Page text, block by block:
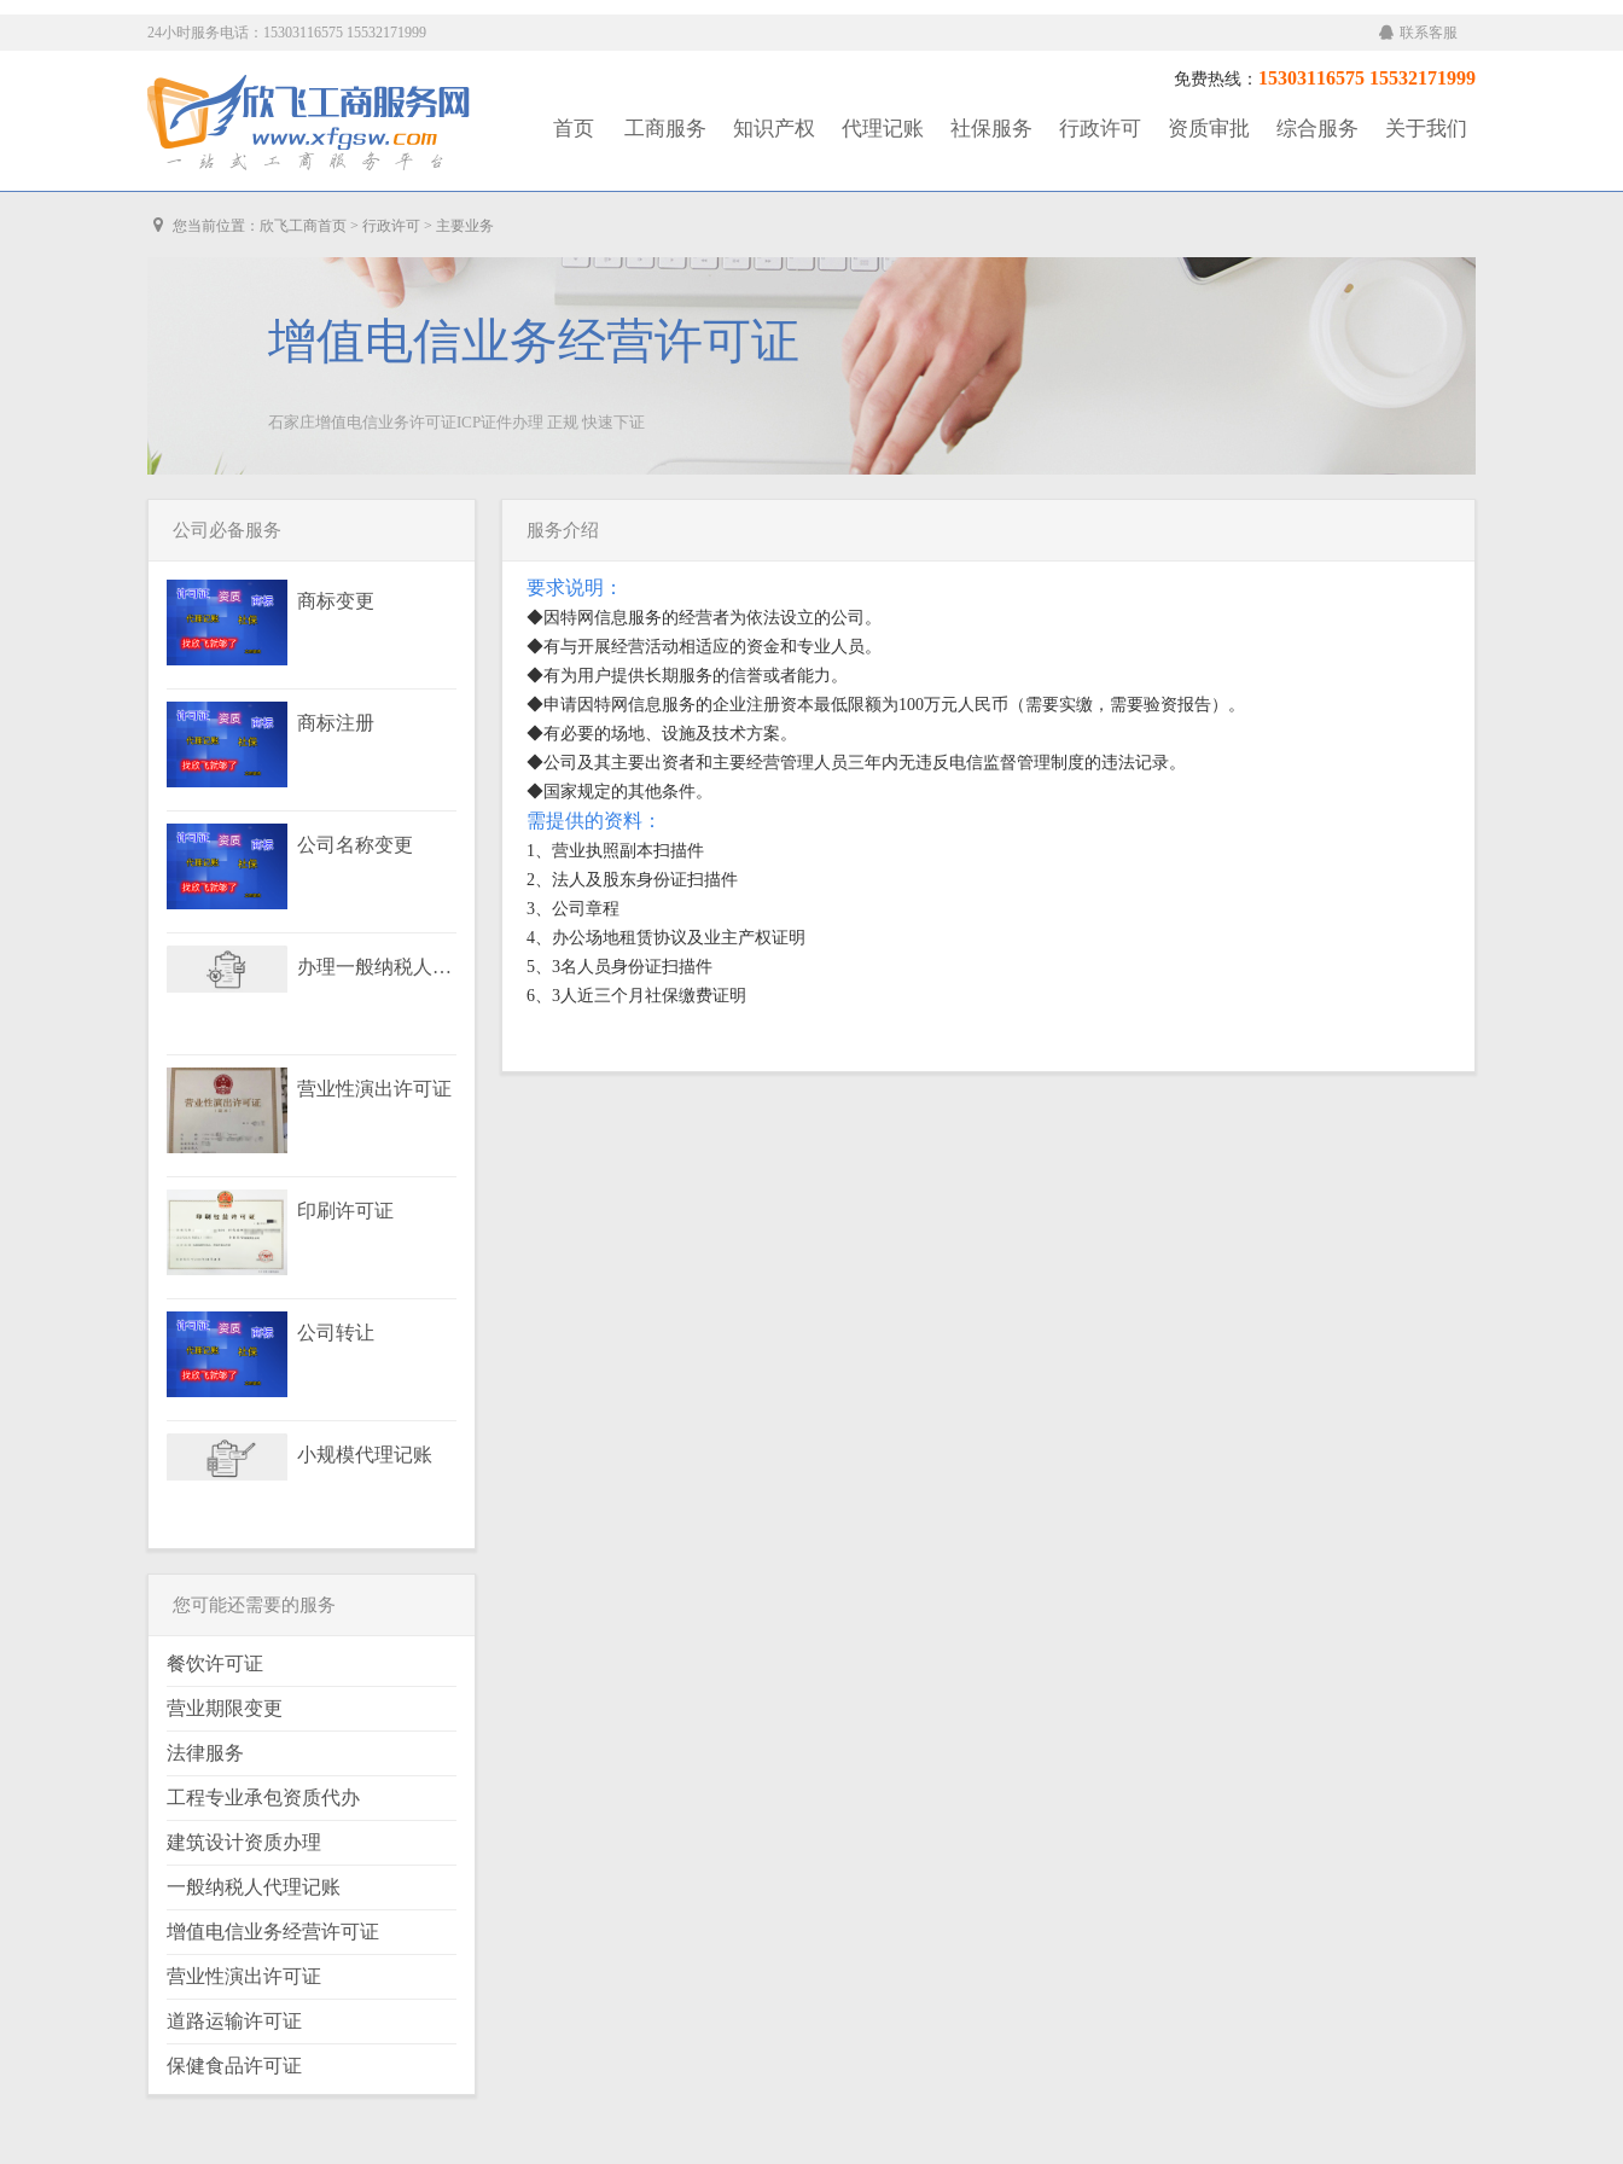
24小时服务电话：15303116575 15532171999 联系客服
首页 工商服务 知识产权 代理记账 社保服务 行政许可 资质审批 综合服务 关于我们
免费热线： 15303116575 15532171999
您当前位置： 欣飞工商首页 > 行政许可 > 主要业务
增值电信业务经营许可证
石家庄增值电信业务许可证ICP证件办理 正规 快速下证
公司必备服务
商标变更
商标注册
公司名称变更
办理一般纳税人资格
营业性演出许可证
印刷许可证
公司转让
小规模代理记账
您可能还需要的服务
餐饮许可证
营业期限变更
法律服务
工程专业承包资质代办
建筑设计资质办理
一般纳税人代理记账
增值电信业务经营许可证
营业性演出许可证
道路运输许可证
保健食品许可证
服务介绍
要求说明：
◆因特网信息服务的经营者为依法设立的公司。
◆有与开展经营活动相适应的资金和专业人员。
◆有为用户提供长期服务的信誉或者能力。
◆申请因特网信息服务的企业注册资本最低限额为100万元人民币（需要实缴，需要验资报告）。
◆有必要的场地、设施及技术方案。
◆公司及其主要出资者和主要经营管理人员三年内无违反电信监督管理制度的违法记录。
◆国家规定的其他条件。
需提供的资料：
1、营业执照副本扫描件
2、法人及股东身份证扫描件
3、公司章程
4、办公场地租赁协议及业主产权证明
5、 3名人员身份证扫描件
6、 3人近三个月社保缴费证明